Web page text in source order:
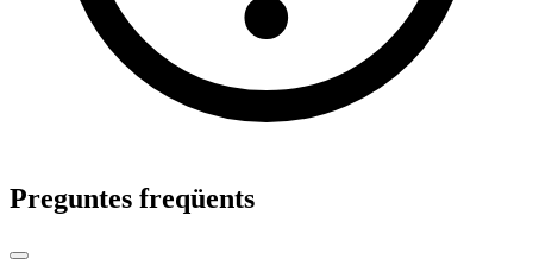
Preguntes freqüents